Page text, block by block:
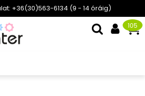
+36(30)563-6134 (9 - 14 óráig)
105